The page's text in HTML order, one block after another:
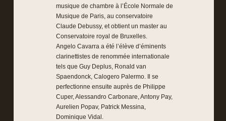
musique de chambre à l’École Normale de
Musique de Paris, au conservatoire
Claude Debussy, et obtient un master au
Conservatoire royal de Bruxelles.
Angelo Cavarra a été l’élève d’éminents
clarinettistes de renommée internationale
tels que Guy Deplus, Ronald van
Spaendonck, Calogero Palermo. Il se
perfectionne ensuite auprès de Philippe
Cuper, Alessandro Carbonare, Antony Pay,
Aurelien Popav, Patrick Messina,
Dominique Vidal.